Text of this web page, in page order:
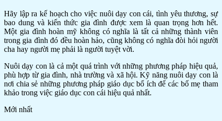
Hãy lập ra kế hoạch cho việc nuôi dạy con cái, tình yêu thương, sự
bao dung và kiến thức gia đình được xem là quan trọng hơn hết.
Một gia đình hoàn mỹ không có nghĩa là tất cả những thành viên
trong gia đình đó đều hoàn hảo, cũng không có nghĩa đòi hỏi người
cha hay người mẹ phải là người tuyệt vời.
Nuôi dạy con là cả một quá trình với những phương pháp hiệu quả,
phù hợp từ gia đình, nhà trường và xã hội. Kỹ năng nuôi dạy con là
nơi chia sẻ những phương pháp giáo dục bổ ích để các bố mẹ tham
khảo trong việc giáo dục con cái hiệu quả nhất.
Mới nhất